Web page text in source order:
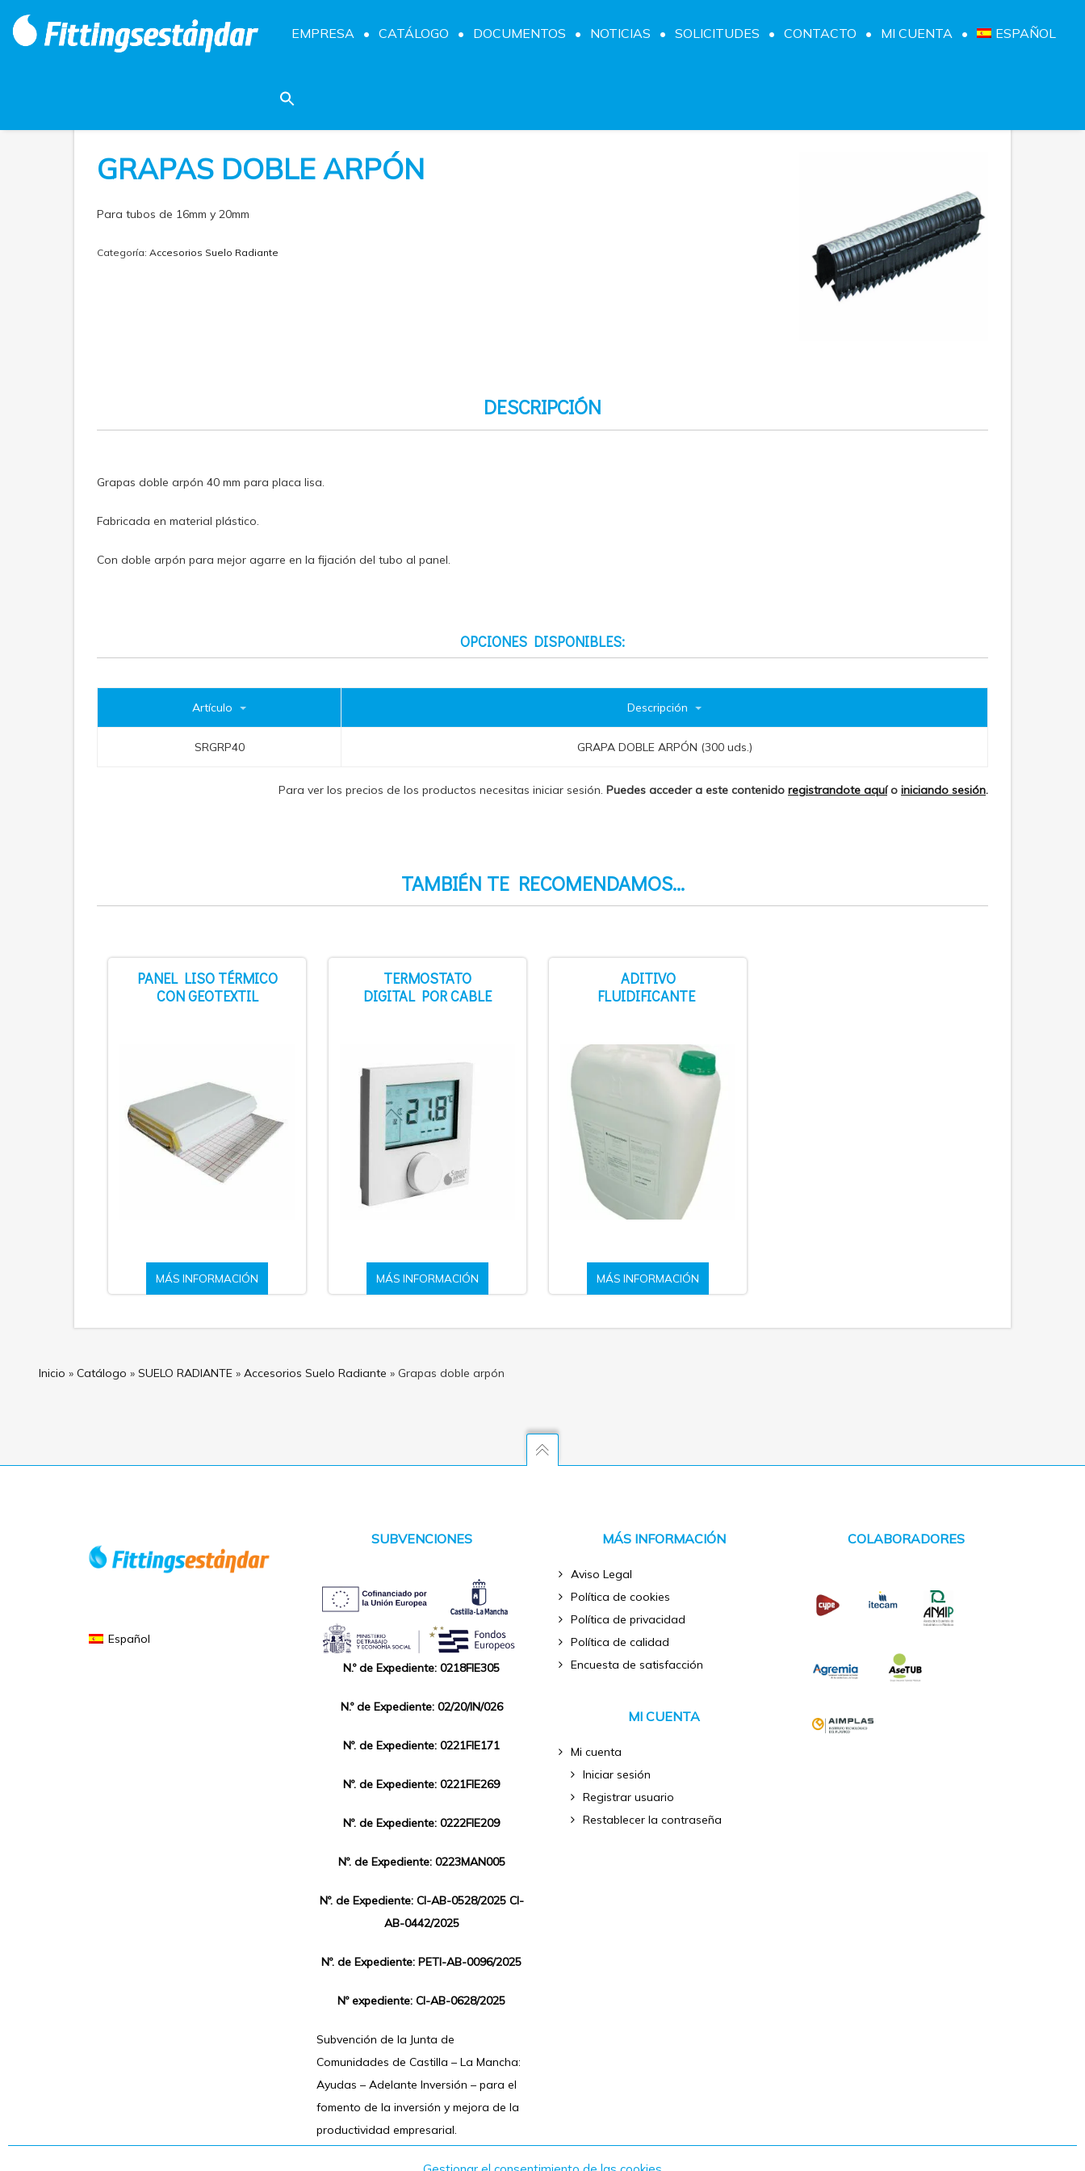
EMPRESA CATÁLOGO DOCUMENTOS NOTICIAS SOLICITUDES CONTACTO MI CUENTA ESPAÑOL
GRAPAS DOBLE ARPÓN
Para tubos de 16mm y 20mm
Categoría: Accesorios Suelo Radiante
DESCRIPCIÓN
Grapas doble arpón 40 mm para placa lisa.
Fabricada en material plástico.
Con doble arpón para mejor agarre en la fijación del tubo al panel.
OPCIONES DISPONIBLES:
Artículo Descripción
SRGRP40 GRAPA DOBLE ARPÓN (300 uds.)
Para ver los precios de los productos necesitas iniciar sesión. Puedes acceder a este contenido registrandote aquío iniciando sesión.
TAMBIÉN TE RECOMENDAMOS…
PANEL LISO TÉRMICO
CON GEOTEXTIL
MÁS INFORMACIÓN
TERMOSTATO
DIGITAL POR CABLE
MÁS INFORMACIÓN
ADITIVO
FLUIDIFICANTE
MÁS INFORMACIÓN
Inicio » Catálogo » SUELO RADIANTE » Accesorios Suelo Radiante » Grapas doble arpón
Español
SUBVENCIONES
N.º de Expediente: 0218FIE305
N.º de Expediente: 02/20/IN/026
Nº. de Expediente: 0221FIE171
Nº. de Expediente: 0221FIE269
Nº. de Expediente: 0222FIE209
Nº. de Expediente: 0223MAN005
Nº. de Expediente: CI-AB-0528/2025 CI-
AB-0442/2025
Nº. de Expediente: PETI-AB-0096/2025
Nº expediente: CI-AB-0628/2025
Subvención de la Junta de
Comunidades de Castilla – La Mancha:
Ayudas – Adelante Inversión – para el
fomento de la inversión y mejora de la
productividad empresarial.
MÁS INFORMACIÓN
Aviso Legal
Política de cookies
Política de privacidad
Política de calidad
Encuesta de satisfacción
MI CUENTA
Mi cuenta
Iniciar sesión
Registrar usuario
Restablecer la contraseña
COLABORADORES